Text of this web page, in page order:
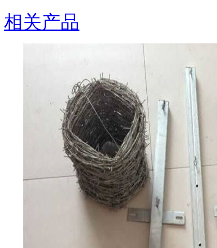
相关产品